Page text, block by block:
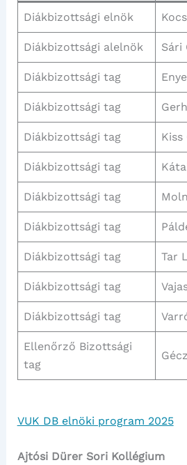
Diákbizottsági elnök
Diákbizottsági alelnök Sári
Diákbizottsági tag
Diákbizottsági tag
Diákbizottsági tag Kiss
Diákbizottsági tag
Diákbizottsági tag
Diákbizottsági tag
Diákbizottsági tag Tar
Diákbizottsági tag
Diákbizottsági tag
Ellenőrző Bizottsági
tag
VUK DB elnöki program 2025
Ajtósi Dürer Sori Kollégium